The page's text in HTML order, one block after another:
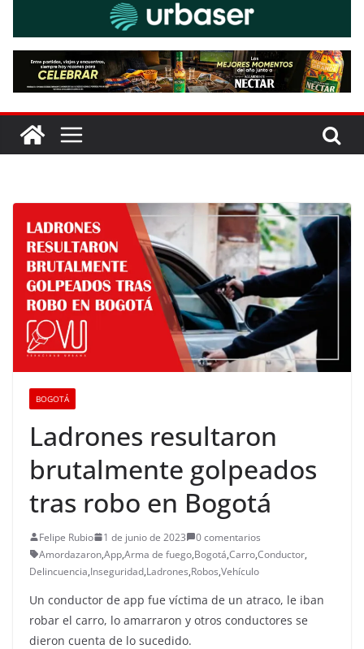
BOGOTÁ
Ladrones resultaron
brutalmente golpeados
tras robo en Bogotá
Felipe Rubio 1 de junio de 2023
0 comentarios
Amordazaron,App,Arma de fuego,Bogotá,Carro,Conductor,
Delincuencia,Inseguridad,Ladrones,Robos,Vehículo
Un conductor de app fue víctima de un atraco, le iban
robar el carro, lo amarraron y otros conductores se
dieron cuenta de lo sucedido.